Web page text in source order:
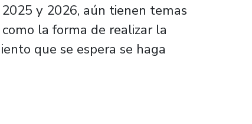
y 2026, aún tienen temas
la forma de realizar la
que se espera se haga